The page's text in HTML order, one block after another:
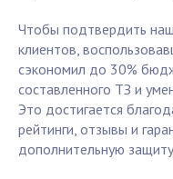
Чтобы подтвердить
клиентов,
сэкономил до 30%
составленного ТЗ и
Это достигается
рейтинги, отзывы и
дополнительную